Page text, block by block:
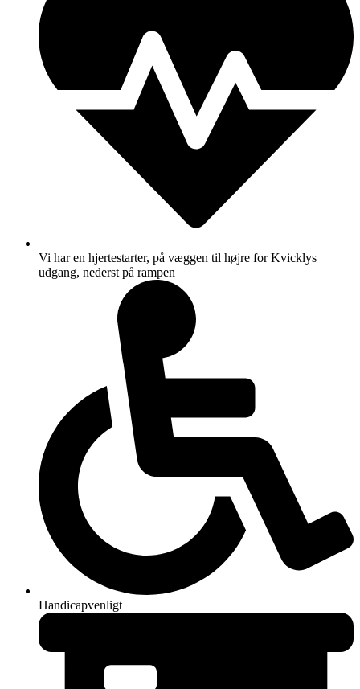
Vi har en hjertestarter, på væggen til højre for Kvicklys
udgang, nederst på rampen
Handicapvenligt